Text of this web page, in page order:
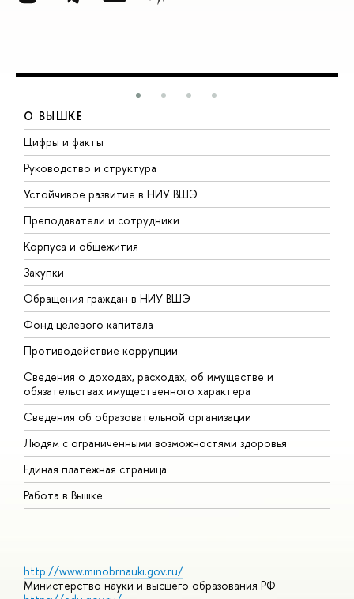
О ВЫШКЕ
Цифры и факты
Руководство и структура
Устойчивое развитие в НИУ ВШЭ
Преподаватели и сотрудники
Корпуса и общежития
Закупки
Обращения граждан в НИУ ВШЭ
Фонд целевого капитала
Противодействие коррупции
Сведения о доходах, расходах, об имуществе и
обязательствах имущественного характера
Сведения об образовательной организации
Людям с ограниченными возможностями здоровья
Единая платежная страница
Работа в Вышке
http://www.minobrnauki.gov.ru/
Министерство науки и высшего образования РФ